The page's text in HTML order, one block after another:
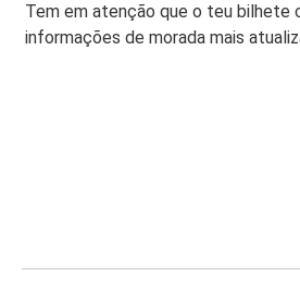
Tem em atenção que o teu bilhete
informações de morada mais